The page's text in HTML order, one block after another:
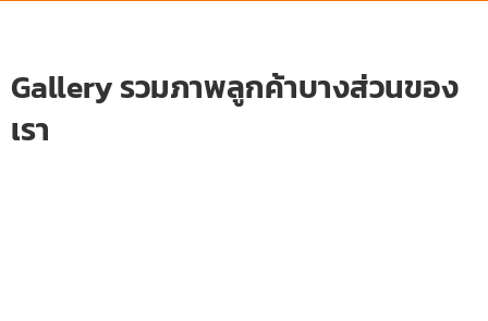
Gallery รวมภาพลูกค้าบางส่วนของ
เรา